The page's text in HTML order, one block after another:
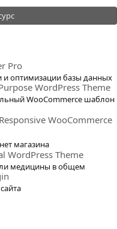
Pro
и оптимизации базы данных
WordPress Theme
WooCommerce шаблон
WooCommerce
магазина
WordPress Theme
медицины в общем